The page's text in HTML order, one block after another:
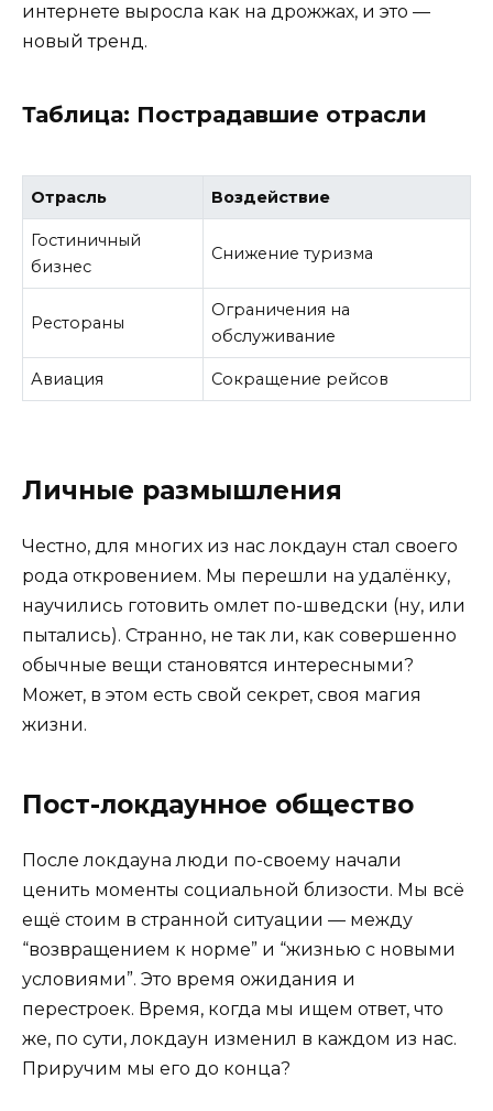
интернете выросла как на дрожжах, и это —
новый тренд.
Таблица: Пострадавшие отрасли
Отрасль Воздействие
Гостиничный
бизнес
Снижение туризма
Рестораны
Ограничения на
обслуживание
Авиация Сокращение рейсов
Личные размышления
Честно, для многих из нас локдаун стал своего
рода откровением. Мы перешли на удалёнку,
научились готовить омлет по-шведски (ну, или
пытались). Странно, не так ли, как совершенно
обычные вещи становятся интересными?
Может, в этом есть свой секрет, своя магия
жизни.
Пост-локдаунное общество
После локдауна люди по-своему начали
ценить моменты социальной близости. Мы всё
ещё стоим в странной ситуации — между
“возвращением к норме” и “жизнью с новыми
условиями”. Это время ожидания и
перестроек. Время, когда мы ищем ответ, что
же, по сути, локдаун изменил в каждом из нас.
Приручим мы его до конца?